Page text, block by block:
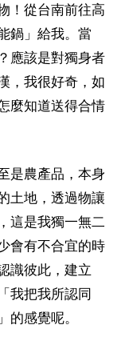
！從台南前往高
鍋」給我。當
應該是對獨身者
，我很好奇，如
麼知道送得合情
是農產品，本身
土地，透過物讓
這是我獨一無二
會有不合宜的時
識彼此，建立
我把我所認同
的感覺呢。